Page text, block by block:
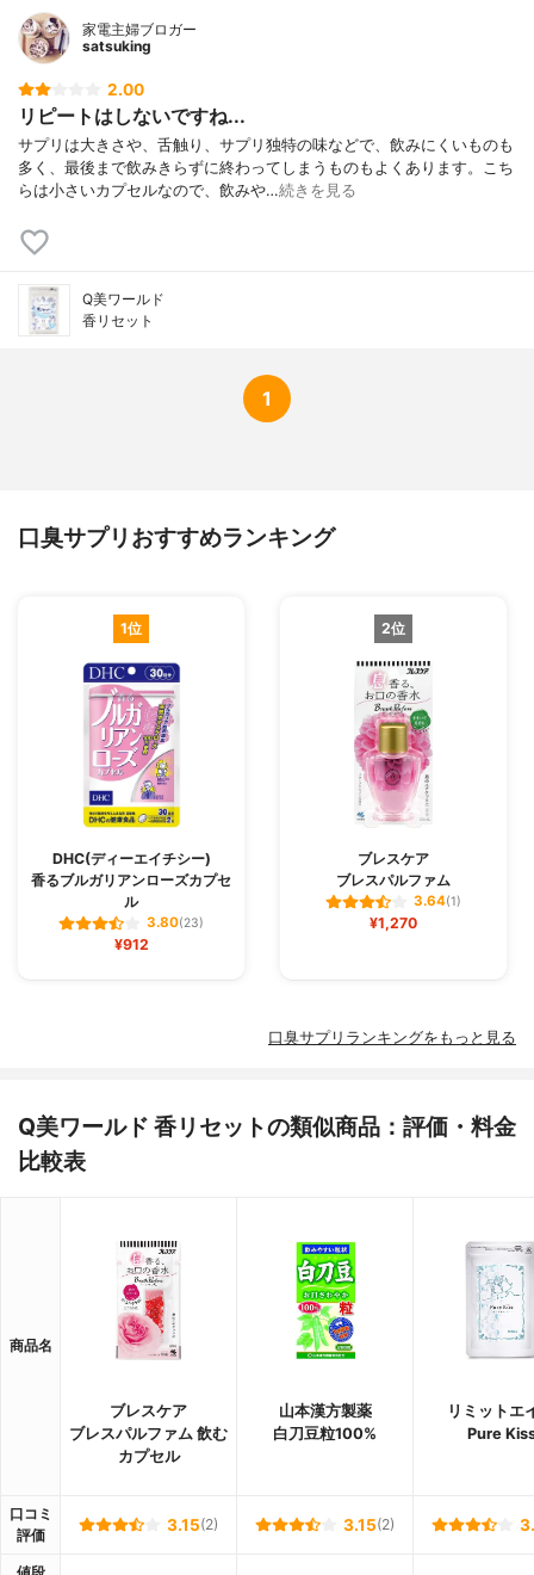
家電主婦ブロガー
satsuking
2.00
リピートはしないですね...
サプリは大きさや、舌触り、サプリ独特の味などで、飲みにくいものも
多く、最後まで飲みきらずに終わってしまうものもよくあります。こち
らは小さいカプセルなので、飲みや…続きを見る
Q美ワールド
香リセット
1
口臭サプリおすすめランキング
1位
DHC(ディーエイチシー)
香るブルガリアンローズカプセ
ル
3.80(23)
¥912
2位
ブレスケア
ブレスパルファム
3.64(1)
¥1,270
口臭サプリランキングをもっと見る
Q美ワールド 香リセットの類似商品：評価・料金
比較表
商品名
ブレスケア
ブレスパルファム 飲む
カプセル
山本漢方製薬
白刀豆粒100%
リミットエ
Pure
口コミ
評価
3.15(2) 3.15(2)